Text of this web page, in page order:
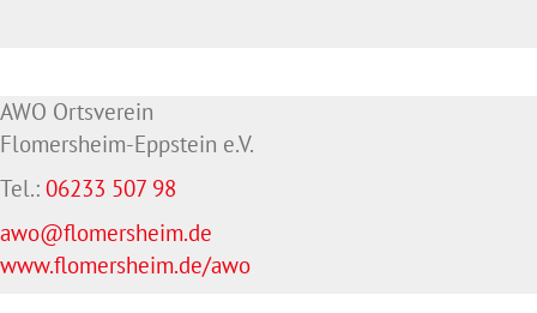
AWO Ortsverein
Flomersheim-Eppstein e.V.
Tel.: 06233 507 98
awo@flomersheim.de
www.flomersheim.de/awo